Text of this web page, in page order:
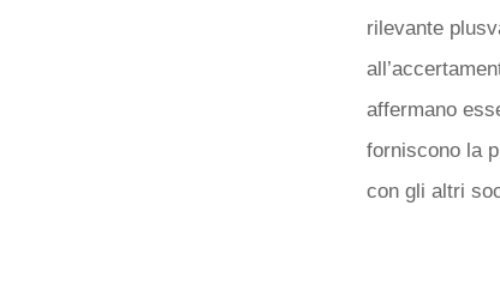
rilevante
affermano
forniscono la
con gli altri